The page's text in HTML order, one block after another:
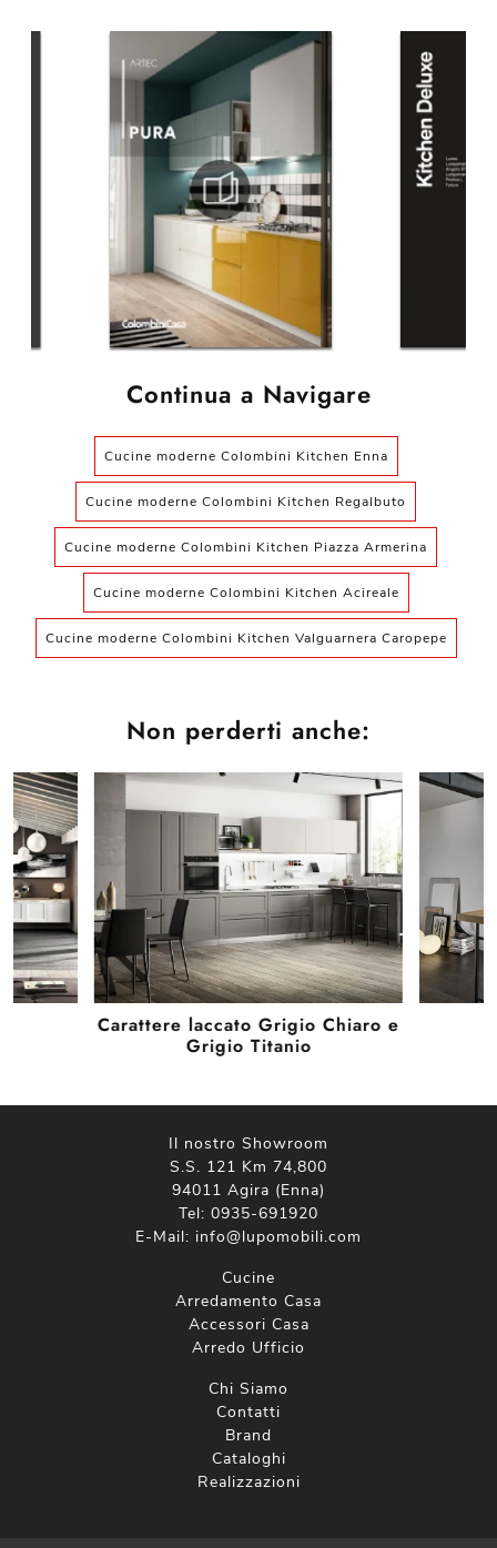
Continua a Navigare
Cucine moderne Colombini Kitchen Enna
Cucine moderne Colombini Kitchen Regalbuto
Cucine moderne Colombini Kitchen Piazza Armerina
Cucine moderne Colombini Kitchen Acireale
Cucine moderne Colombini Kitchen Valguarnera Caropepe
Non perderti anche:
Carattere laccato Grigio Chiaro e
Grigio Titanio
Il nostro Showroom
S.S. 121 Km 74,800
94011 Agira (Enna)
Tel: 0935-691920
E-Mail: info@lupomobili.com
Cucine
Arredamento Casa
Accessori Casa
Arredo Ufficio
Chi Siamo
Contatti
Brand
Cataloghi
Realizzazioni